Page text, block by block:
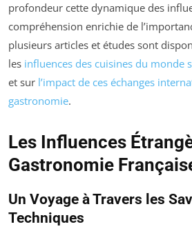
profondeur cette dynamique des
compréhension enrichie de
plusieurs articles et études sont
les influences des cuisines du monde
et sur l’impact de ces échanges
gastronomie.
Les Influences
Gastronomie
Un Voyage à Travers les
Techniques